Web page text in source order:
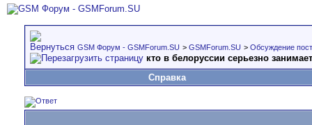
GSM Форум - GSMForum.SU > GSMForum.SU > Обсуждение
кто в белоруссии серьезно
Справка